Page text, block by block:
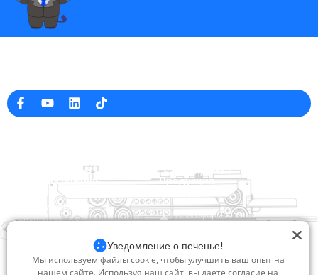
Ссылка на помощь
Главная
Продукция
Решение
Продукция
Термоформовочная
Системы закрытия мешков
Автоматическая упаковочная
Информация о компании
No. 2 Dawei Road, Gaoxiang
Промышленная зона, Вэньчжоу, Чжэцзян, Китай
Уведомление о печенье!
Мы используем файлы cookie, чтобы улучшить ваш опыт на
нашем сайте. Используя наш сайт, вы даете согласие на